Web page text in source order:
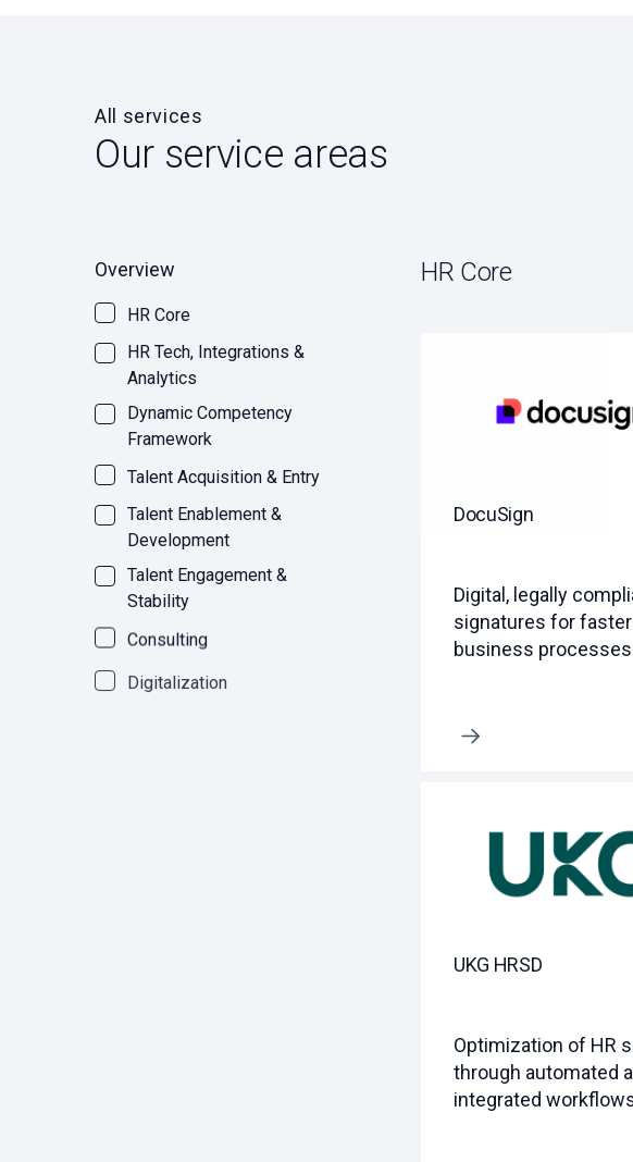
All services
Our service areas
Overview
HR Core
HR Tech, Integrations &
Analytics
Dynamic Competency
Framework
Talent Acquisition & Entry
Talent Enablement &
Development
Talent Engagement &
Stability
Consulting
Digitalization
HR Core
DocuSign
Digital, legally
signatures for faster
business
UKG HRSD
Optimization of HR
through automated
integrated